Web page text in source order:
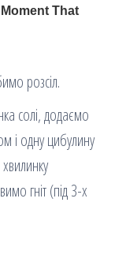
розсіл.
солі, додаємо
і одну цибулину
гніт (під 3-х